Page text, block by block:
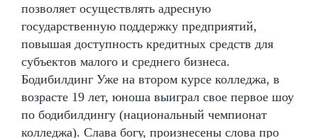
позволяет осуществлять адресную
государственную поддержку предприятий,
повышая доступность кредитных средств для
субъектов малого и среднего бизнеса.
Бодибилдинг Уже на втором курсе колледжа, в
возрасте 19 лет, юноша выиграл свое первое шоу
по бодибилдингу (национальный чемпионат
колледжа). Слава богу, произнесены слова про